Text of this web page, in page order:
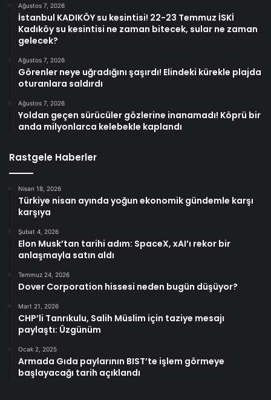
Ağustos 7, 2026
İstanbul KADIKÖY su kesintisi! 22-23 Temmuz İSKİ
Kadıköy su kesintisi ne zaman bitecek, sular ne zaman
gelecek?
Ağustos 7, 2026
Görenler neye uğradığını şaşırdı! Elindeki kürekle plajda
oturanlara saldırdı
Ağustos 7, 2026
Yoldan geçen sürücüler gözlerine inanamadı! Köprü bir
anda milyonlarca kelebekle kaplandı
Rastgele Haberler
Nisan 18, 2026
Türkiye nisan ayında yoğun ekonomik gündemle karşı
karşıya
Şubat 4, 2026
Elon Musk’tan tarihi adım: SpaceX, xAI’ı rekor bir
anlaşmayla satın aldı
Temmuz 24, 2026
Dover Corporation hissesi neden bugün düşüyor?
Mart 21, 2026
CHP’li Tanrıkulu, Salih Müslim için taziye mesajı
paylaştı: Üzgünüm
Ocak 2, 2025
Armada Gıda paylarının BIST’te işlem görmeye
başlayacağı tarih açıklandı